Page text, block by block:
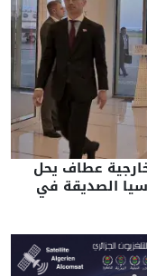
عطاف يحل
الصديقة في